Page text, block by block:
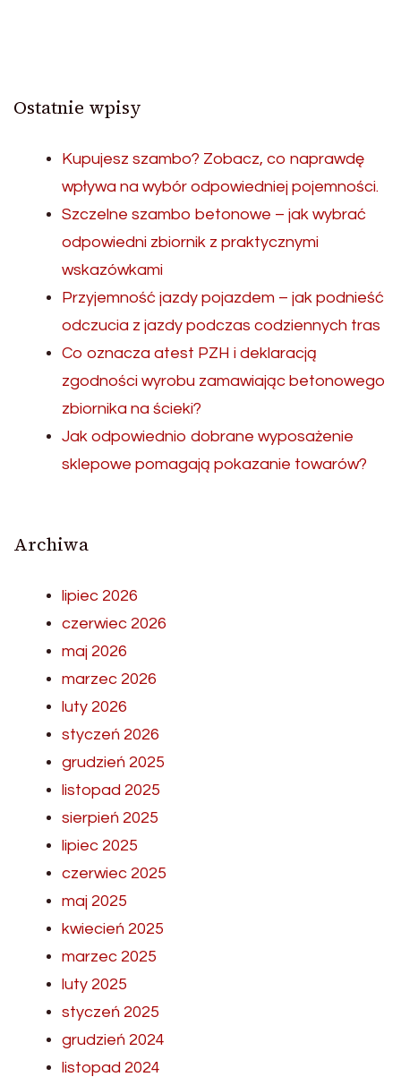
Ostatnie wpisy
Kupujesz szambo? Zobacz, co naprawdę
wpływa na wybór odpowiedniej pojemności.
Szczelne szambo betonowe – jak wybrać
odpowiedni zbiornik z praktycznymi
wskazówkami
Przyjemność jazdy pojazdem – jak podnieść
odczucia z jazdy podczas codziennych tras
Co oznacza atest PZH i deklaracją
zgodności wyrobu zamawiając betonowego
zbiornika na ścieki?
Jak odpowiednio dobrane wyposażenie
sklepowe pomagają pokazanie towarów?
Archiwa
lipiec 2026
czerwiec 2026
maj 2026
marzec 2026
luty 2026
styczeń 2026
grudzień 2025
listopad 2025
sierpień 2025
lipiec 2025
czerwiec 2025
maj 2025
kwiecień 2025
marzec 2025
luty 2025
styczeń 2025
grudzień 2024
listopad 2024